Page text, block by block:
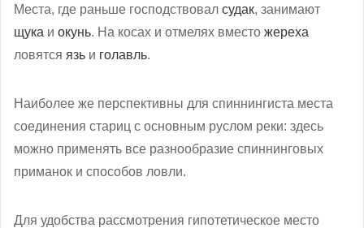
Места, где раньше господствовал судак, занимают
щука и окунь. На косах и отмелях вместо жереха
ловятся язь и голавль.
Наиболее же перспективны для спиннингиста места
соединения стариц с основным руслом реки: здесь
можно применять все разнообразие спиннинговых
приманок и способов ловли.
Для удобства рассмотрения гипотетическое место